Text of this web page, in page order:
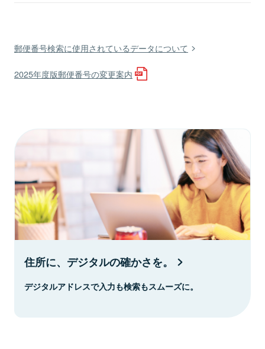
郵便番号検索に使用されているデータについて
2025年度版郵便番号の変更案内
住所に、デジタルの確かさを。
デジタルアドレスで入力も検索もスムーズに。